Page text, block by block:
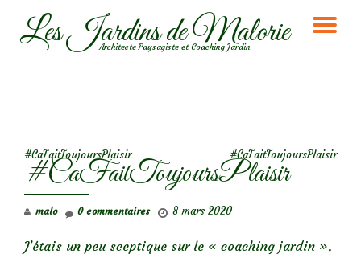
AllerLes Jardins de Malorie
Architecte Paysagiste et Coaching Jardin
#CaFaitToujoursPlaisir #CaFaitToujoursPlaisir
#CaFaitToujoursPlaisir
malo 8 mars 2020
0 commentaires
J’étais un peu sceptique sur le « coaching jardin ».